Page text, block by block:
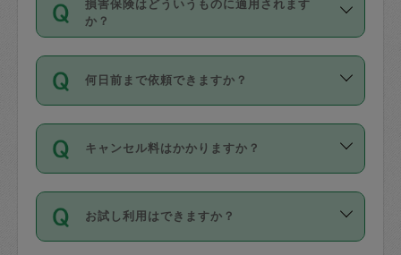
い。ただし、２時間を越えての調整はで
時間も被らない場合、損害保険の対象外
すでにハウスキーパーや英語の先生とし
てお仕事をしているフィリピン出身の
社員など様々なバックグラウンドの方が
登録しています。
日本語も話せる方など様々です。
ールに記載していますので、各自の得意
を行っています。その後、身分証明書の
写真提出をしていただいています。外国
確認しています。タスカジさんトレーニ
ング動画を使ったセルフトレーニングの
現場トライアルを受け、合格したタスカ
ジさんが活動されています。
※テストセンターの講評は１件目のレビュ
損害保険はどういうものに適用されます
か？
依頼者とタスカジさんとの間でタスカジ
を通して成立した作業時間内での作業に
適用されます。作業範囲は、掃除、洗
です。作業中に物を壊したり、人にけが
をさせたりした場合が対象で、補償金額
す。
何日前まで依頼できますか？
ご依頼は、現在を起点に3日後（72時間
以降）の日時から受付可能となっていま
す。
タスカジさんへ「募集」をかけることが
可能です。
キャンセル料はかかりますか？
キャンセル料には、以下の2種類がありま
す。
お試し利用はできますか？